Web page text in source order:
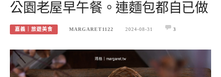
公園老屋早午餐。連麵包都自已做
嘉義｜旅遊美食 MARGARET1122 2024-08-31 3